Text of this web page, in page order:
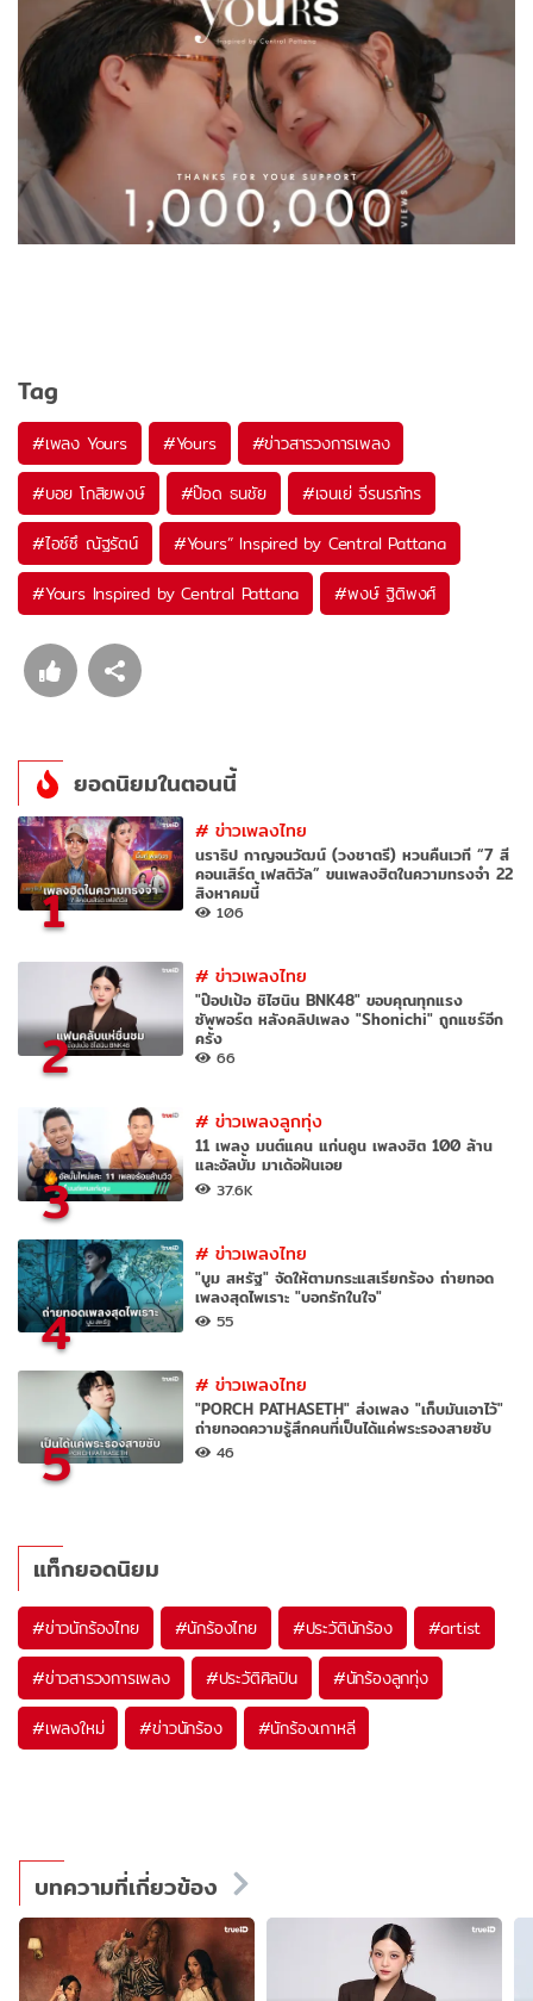
Tag
#เพลง Yours #Yours #ข่าวสารวงการเพลง
#บอย โกสิยพงษ์ #ป๊อด ธนชัย #เจนเย่ จีรนรภัทร
#ไอซ์ซึ ณัฐรัตน์ #Yours” Inspired by Central Pattana
#Yours Inspired by Central Pattana #พงษ์ ฐิติพงศ์
ยอดนิยมในตอนนี้
1
#ข่าวเพลงไทย
นราธิป กาญจนวัฒน์ (วงชาตรี) หวนคืนเวที “7 สี
คอนเสิร์ต เฟสติวัล” ขนเพลงฮิตในความทรงจำ 22
สิงหาคมนี้
106
2
#ข่าวเพลงไทย
"ป๊อปเป้อ ชิไฮนิน BNK48" ขอบคุณทุกแรง
ซัพพอร์ต หลังคลิปเพลง "Shonichi" ถูกแชร์อีก
ครั้ง
66
3
#ข่าวเพลงลูกทุ่ง
11 เพลง มนต์แคน แก่นคูน เพลงฮิต 100 ล้าน
และอัลบั้ม มาเด้อฝันเอย
37.6K
4
#ข่าวเพลงไทย
"บูม สหรัฐ" จัดให้ตามกระแสเรียกร้อง ถ่ายทอด
เพลงสุดไพเราะ "บอกรักในใจ"
55
5
#ข่าวเพลงไทย
"PORCH PATHASETH" ส่งเพลง "เก็บมันเอาไว้"
ถ่ายทอดความรู้สึกคนที่เป็นได้แค่พระรองสายซับ
46
แท็กยอดนิยม
#ข่าวนักร้องไทย #นักร้องไทย #ประวัตินักร้อง #artist
#ข่าวสารวงการเพลง #ประวัติศิลปิน #นักร้องลูกทุ่ง
#เพลงใหม่ #ข่าวนักร้อง #นักร้องเกาหลี
บทความที่เกี่ยวข้อง